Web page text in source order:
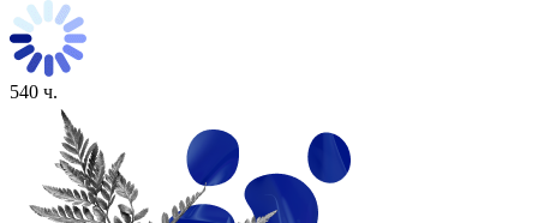
540 ч.